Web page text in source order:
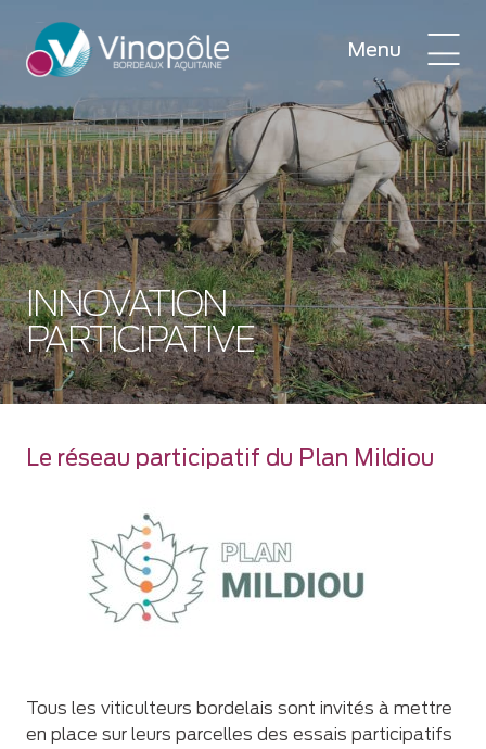
Menu
INNOVATION
PARTICIPATIVE
Le réseau participatif du Plan Mildiou
Tous les viticulteurs bordelais sont invités à mettre
en place sur leurs parcelles des essais participatifs